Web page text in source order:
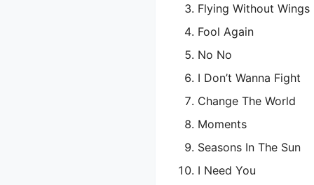
Flying Without Wings
Fool Again
No No
I Don’t Wanna Fight
Change The World
Moments
Seasons In The Sun
I Need You